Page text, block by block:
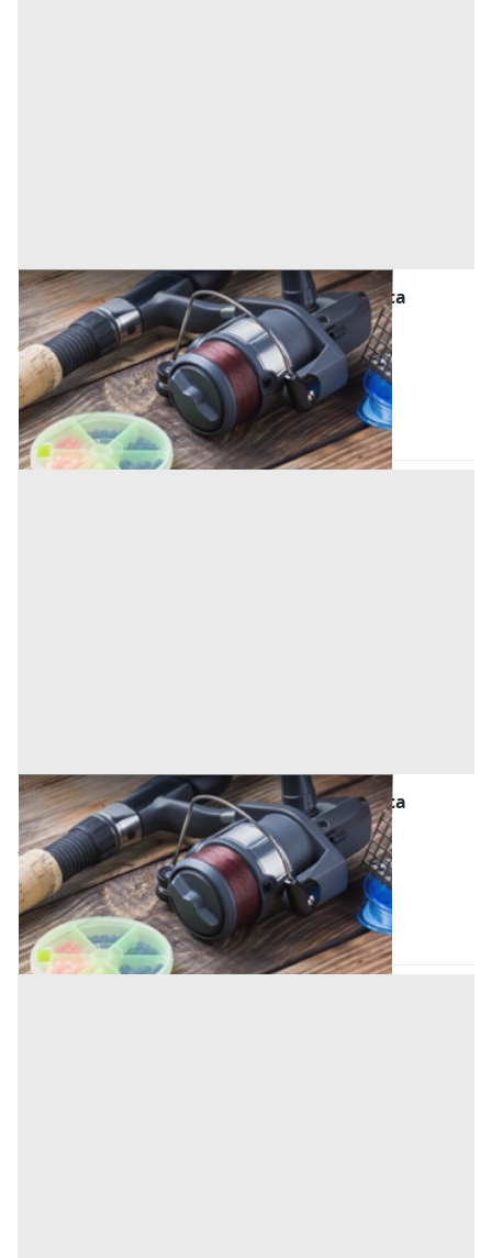
Macchinari per l'agricoltura, Foreste e Pesca
all'asta a Perugia
Perugia (Perugia)
840 €
Codice asta:8f5cacdf
18/09/2026
Macchinari per l'agricoltura, Foreste e Pesca
all'asta a Perugia
Perugia (Perugia)
800 €
Codice asta:f1fc38bb
18/09/2026